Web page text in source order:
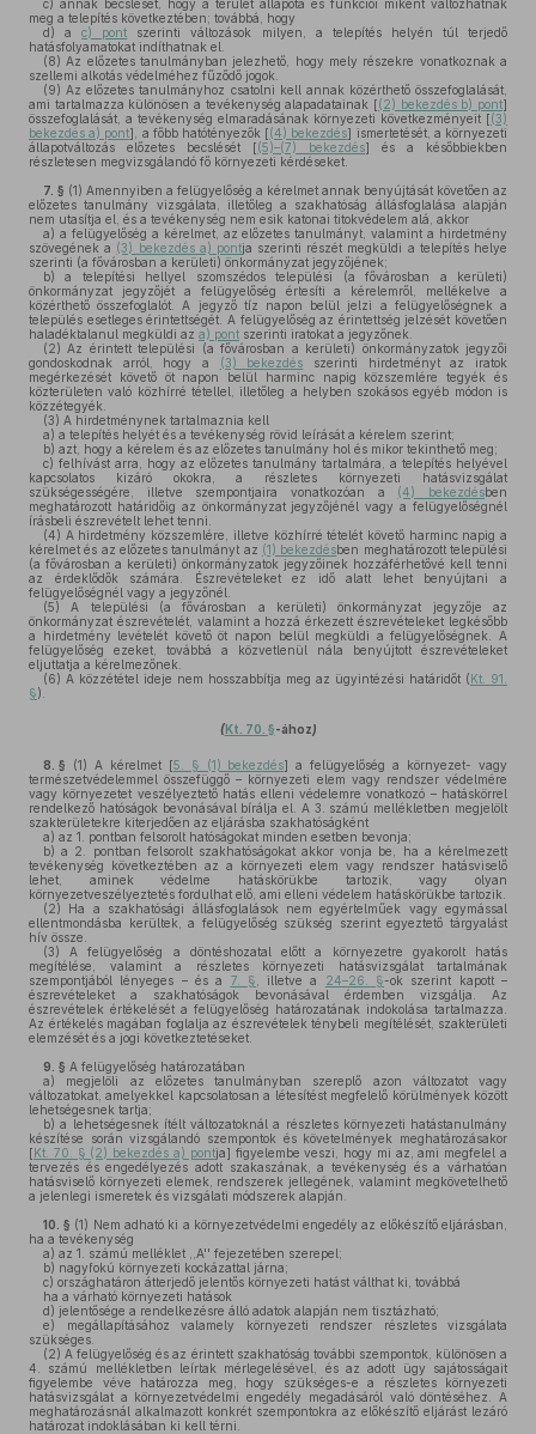
c) annak becslését, hogy a terület állapota és funkciói miként változhatnak
meg a telepítés következtében; továbbá, hogy
d) ac) pont szerinti változások milyen, a telepítés helyén túl terjedő
hatásfolyamatokat indíthatnak el.
(8) Az előzetes tanulmányban jelezhető, hogy mely részekre vonatkoznak a
szellemi alkotás védelméhez fűződő jogok.
(9) Az előzetes tanulmányhoz csatolni kell annak közérthető összefoglalását,
ami tartalmazza különösen a tevékenység alapadatainak [(2) bekezdés b) pont]
összefoglalását, a tevékenység elmaradásának környezeti következményeit [(3)
bekezdés a) pont], a főbb hatótényezők [(4) bekezdés] ismertetését, a környezeti
állapotváltozás előzetes becslését [(5)–(7) bekezdés] és a későbbiekben
részletesen megvizsgálandó fő környezeti kérdéseket.
7. § (1) Amennyiben a felügyelőség a kérelmet annak benyújtását követően az
előzetes tanulmány vizsgálata, illetőleg a szakhatóság állásfoglalása alapján
nem utasítja el, és a tevékenység nem esik katonai titokvédelem alá, akkor
a) a felügyelőség a kérelmet, az előzetes tanulmányt, valamint a hirdetmény
szövegének a (3) bekezdés a) pontja szerinti részét megküldi a telepítés helye
szerinti (a fővárosban a kerületi) önkormányzat jegyzőjének;
b) a telepítési hellyel szomszédos települési (a fővárosban a kerületi)
önkormányzat jegyzőjét a felügyelőség értesíti a kérelemről, mellékelve a
közérthető összefoglalót. A jegyző tíz napon belül jelzi a felügyelőségnek a
település esetleges érintettségét. A felügyelőség az érintettség jelzését követően
haladéktalanul megküldi az a) pont szerinti iratokat a jegyzőnek.
(2) Az érintett települési (a fővárosban a kerületi) önkormányzatok jegyzői
gondoskodnak arról, hogy a
(3) bekezdés szerinti hirdetményt az iratok
megérkezését követő öt napon belül harminc napig közszemlére tegyék és
közterületen való közhírré tétellel, illetőleg a helyben szokásos egyéb módon is
közzétegyék.
(3) A hirdetménynek tartalmaznia kell
a) a telepítés helyét és a tevékenység rövid leírását a kérelem szerint;
b) azt, hogy a kérelem és az előzetes tanulmány hol és mikor tekinthető meg;
c) felhívást arra, hogy az előzetes tanulmány tartalmára, a telepítés helyével
kapcsolatos kizáró okokra, a részletes környezeti hatásvizsgálat
szükségességére, illetve szempontjaira vonatkozóan a (4) bekezdésben
meghatározott határidőig az önkormányzat jegyzőjénél vagy a felügyelőségnél
írásbeli észrevételt lehet tenni.
(4) A hirdetmény közszemlére, illetve közhírré tételét követő harminc napig a
kérelmet és az előzetes tanulmányt az (1) bekezdésben meghatározott települési
(a fővárosban a kerületi) önkormányzatok jegyzőinek hozzáférhetővé kell tenni
az érdeklődők számára. Észrevételeket ez idő alatt lehet benyújtani a
felügyelőségnél vagy a jegyzőnél.
(5) A települési (a fővárosban a kerületi) önkormányzat jegyzője az
önkormányzat észrevételét, valamint a hozzá érkezett észrevételeket legkésőbb
a hirdetmény levételét követő öt napon belül megküldi a felügyelőségnek. A
felügyelőség ezeket, továbbá a közvetlenül nála benyújtott észrevételeket
eljuttatja a kérelmezőnek.
(6) A közzététel ideje nem hosszabbítja meg az ügyintézési határidőt (Kt. 91.
§).
(Kt. 70. §-ához)
8. § (1) A kérelmet [5. § (1) bekezdés] a felügyelőség a környezet- vagy
természetvédelemmel összefüggő – környezeti elem vagy rendszer védelmére
vagy környezetet veszélyeztető hatás elleni védelemre vonatkozó – hatáskörrel
rendelkező hatóságok bevonásával bírálja el. A 3. számú mellékletben megjelölt
szakterületekre kiterjedően az eljárásba szakhatóságként
a) az 1. pontban felsorolt hatóságokat minden esetben bevonja;
b) a 2. pontban felsorolt szakhatóságokat akkor vonja be, ha a kérelmezett
tevékenység következtében az a környezeti elem vagy rendszer hatásviselő
lehet, aminek védelme hatáskörükbe tartozik, vagy olyan
környezetveszélyeztetés fordulhat elő, ami elleni védelem hatáskörükbe tartozik.
(2) Ha a szakhatósági állásfoglalások nem egyértelműek vagy egymással
ellentmondásba kerültek, a felügyelőség szükség szerint egyeztető tárgyalást
hív össze.
(3) A felügyelőség a döntéshozatal előtt a környezetre gyakorolt hatás
megítélése, valamint a részletes környezeti hatásvizsgálat tartalmának
szempontjából lényeges – és a 7. § , illetve a 24–26. §-ok szerint kapott –
észrevételeket a szakhatóságok bevonásával érdemben vizsgálja. Az
észrevételek értékelését a felügyelőség határozatának indokolása tartalmazza.
Az értékelés magában foglalja az észrevételek ténybeli megítélését, szakterületi
elemzését és a jogi következtetéseket.
9. § A felügyelőség határozatában
a) megjelöli az előzetes tanulmányban szereplő azon változatot vagy
változatokat, amelyekkel kapcsolatosan a létesítést megfelelő körülmények között
lehetségesnek tartja;
b) a lehetségesnek ítélt változatoknál a részletes környezeti hatástanulmány
készítése során vizsgálandó szempontok és követelmények meghatározásakor
[Kt. 70. § (2) bekezdés a) pontja] figyelembe veszi, hogy mi az, ami megfelel a
tervezés és engedélyezés adott szakaszának, a tevékenység és a várhatóan
hatásviselő környezeti elemek, rendszerek jellegének, valamint megkövetelhető
a jelenlegi ismeretek és vizsgálati módszerek alapján.
10. § (1) Nem adható ki a környezetvédelmi engedély az előkészítő eljárásban,
ha a tevékenység
a) az 1. számú melléklet ,,A'' fejezetében szerepel;
b) nagyfokú környezeti kockázattal járna;
c) országhatáron átterjedő jelentős környezeti hatást válthat ki, továbbá
ha a várható környezeti hatások
d) jelentősége a rendelkezésre álló adatok alapján nem tisztázható;
e) megállapításához valamely környezeti rendszer részletes vizsgálata
szükséges.
(2) A felügyelőség és az érintett szakhatóság további szempontok, különösen a
4. számú mellékletben leírtak mérlegelésével, és az adott ügy sajátosságait
figyelembe véve határozza meg, hogy szükséges-e a részletes környezeti
hatásvizsgálat a környezetvédelmi engedély megadásáról való döntéséhez. A
meghatározásnál alkalmazott konkrét szempontokra az előkészítő eljárást lezáró
határozat indoklásában ki kell térni.